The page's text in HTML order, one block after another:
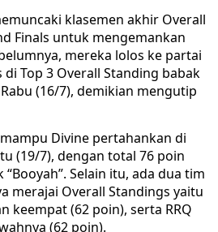
klasemen akhir Overall
Finals untuk mengemankan
mereka lolos ke partai
Top 3 Overall Standing babak
(16/7), demikian mengutip
Divine pertahankan di
(19/7), dengan total 76 poin
Selain itu, ada dua tim
merajai Overall Standings yaitu
keempat (62 poin), serta RRQ
(62 poin).